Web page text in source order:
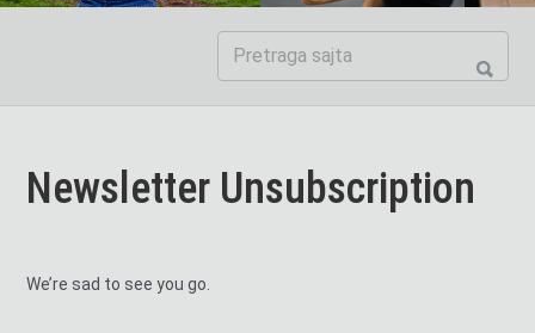
Newsletter Unsubscription
We’re sad to see you go.